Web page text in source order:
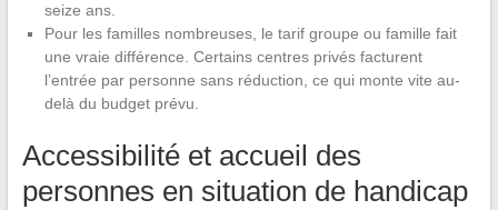
seize ans.
Pour les familles nombreuses, le tarif groupe ou famille fait
une vraie différence. Certains centres privés facturent
l’entrée par personne sans réduction, ce qui monte vite au-
delà du budget prévu.
Accessibilité et accueil des
personnes en situation de handicap